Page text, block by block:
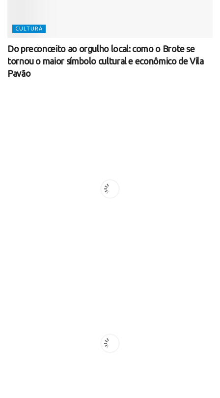
CULTURA
Do preconceito ao orgulho local: como o Brote se
tornou o maior símbolo cultural e econômico de Vila
Pavão